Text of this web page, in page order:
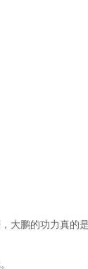
大鹏的功力真的是